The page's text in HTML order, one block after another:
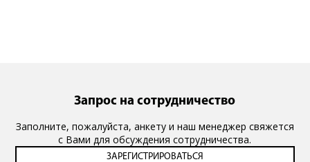
Запрос на сотрудничество
Заполните, пожалуйста, анкету и наш менеджер свяжется
с Вами для обсуждения сотрудничества.